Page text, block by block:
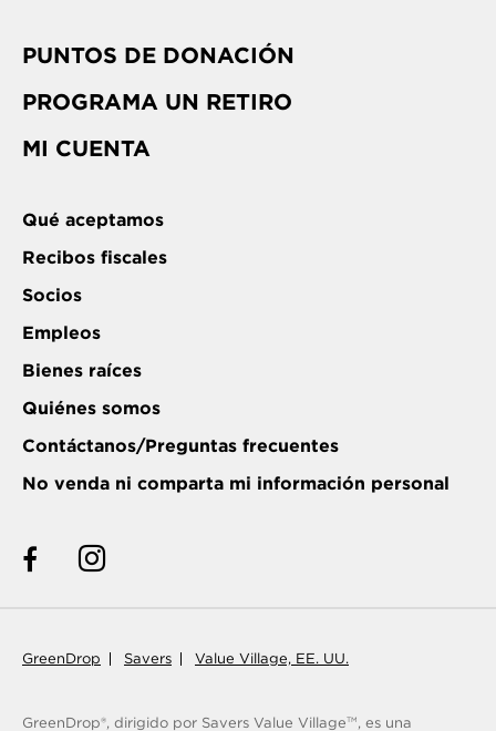
PUNTOS DE DONACIÓN
PROGRAMA UN RETIRO
MI CUENTA
Qué aceptamos
Recibos fiscales
Socios
Empleos
Bienes raíces
Quiénes somos
Contáctanos/Preguntas frecuentes
No venda ni comparta mi información personal
GreenDrop Savers Value Village, EE. UU.
GreenDrop®, dirigido por Savers Value VillageTM , es una